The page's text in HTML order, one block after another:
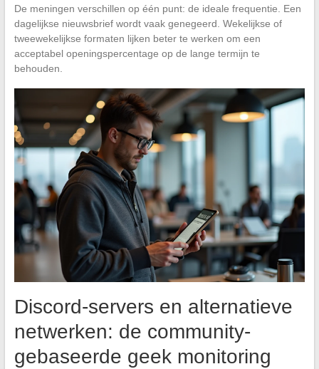
De meningen verschillen op één punt: de ideale frequentie. Een
dagelijkse nieuwsbrief wordt vaak genegeerd. Wekelijkse of
tweewekelijkse formaten lijken beter te werken om een
acceptabel openingspercentage op de lange termijn te
behouden.
Discord-servers en alternatieve
netwerken: de community-
gebaseerde geek monitoring